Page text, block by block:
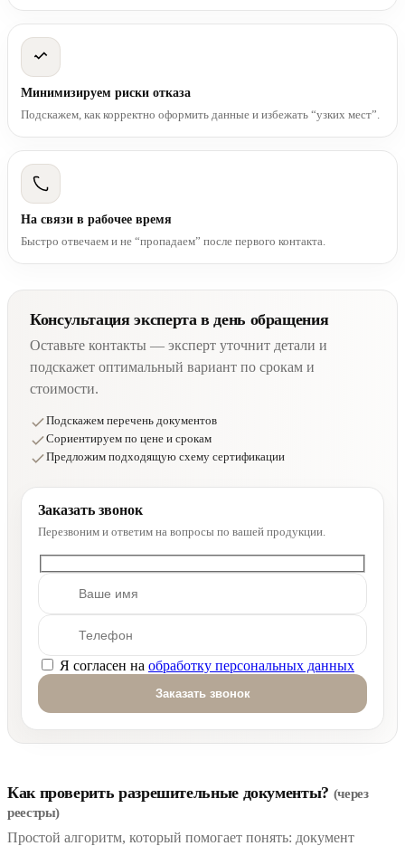
Минимизируем риски отказа
Подскажем, как корректно оформить данные и избежать “узких мест”.
На связи в рабочее время
Быстро отвечаем и не “пропадаем” после первого контакта.
Консультация эксперта в день обращения
Оставьте контакты — эксперт уточнит детали и
подскажет оптимальный вариант по срокам и
стоимости.
Подскажем перечень документов
Сориентируем по цене и срокам
Предложим подходящую схему сертификации
Заказать звонок
Перезвоним и ответим на вопросы по вашей продукции.
Оставьте это поле пустым.
Я согласен на обработку персональных данных
Как проверить разрешительные документы? (через
реестры)
Простой алгоритм, который помогает понять: документ